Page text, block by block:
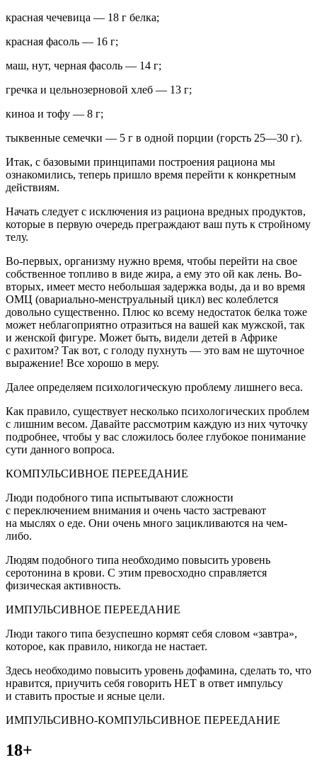
красная чечевица — 18 г белка;
красная фасоль — 16 г;
маш, нут, черная фасоль — 14 г;
гречка и цельнозерновой хлеб — 13 г;
киноа и тофу — 8 г;
тыквенные семечки — 5 г в одной порции (горсть 25—30 г).
Итак, с базовыми принципами построения рациона мы
ознакомились, теперь пришло время перейти к конкретным
действиям.
Начать следует с исключения из рациона вредных продуктов,
которые в первую очередь преграждают ваш путь к стройному
телу.
Во-первых, организму нужно время, чтобы перейти на свое
собственное топливо в виде жира, а ему это ой как лень. Во-
вторых, имеет место небольшая задержка воды, да и во время
ОМЦ (овариально-менструальный цикл) вес колеблется
довольно существенно. Плюс ко всему недостаток белка тоже
может неблагоприятно отразиться на вашей как мужской, так
и женской фигуре. Может быть, видели детей в Африке
с рахитом? Так вот, с голоду пухнуть — это вам не шуточное
выражение! Все хорошо в меру.
Далее определяем психологическую проблему лишнего веса.
Как правило, существует несколько психологических проблем
с лишним весом. Давайте рассмотрим каждую из них чуточку
подробнее, чтобы у вас сложилось более глубокое понимание
сути данного вопроса.
КОМПУЛЬСИВНОЕ ПЕРЕЕДАНИЕ
Люди подобного типа испытывают сложности
с переключением внимания и очень часто застревают
на мыслях о еде. Они очень много зацикливаются на чем-
либо.
Людям подобного типа необходимо повысить уровень
серотонина в крови. С этим превосходно справляется
физическая активность.
ИМПУЛЬСИВНОЕ ПЕРЕЕДАНИЕ
Люди такого типа безуспешно кормят себя словом «завтра»,
которое, как правило, никогда не настает.
Здесь необходимо повысить уровень дофамина, сделать то, что
нравится, приучить себя говорить НЕТ в ответ импульсу
и ставить простые и ясные цели.
ИМПУЛЬСИВНО-КОМПУЛЬСИВНОЕ ПЕРЕЕДАНИЕ
18+